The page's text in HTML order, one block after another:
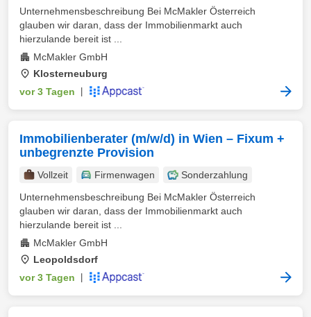
Unternehmensbeschreibung Bei McMakler Österreich
glauben wir daran, dass der Immobilienmarkt auch
hierzulande bereit ist ...
McMakler GmbH
Klosterneuburg
vor 3 Tagen
Immobilienberater (m/w/d) in Wien – Fixum +
unbegrenzte Provision
Vollzeit Firmenwagen
Sonderzahlung
Unternehmensbeschreibung Bei McMakler Österreich
glauben wir daran, dass der Immobilienmarkt auch
hierzulande bereit ist ...
McMakler GmbH
Leopoldsdorf
vor 3 Tagen